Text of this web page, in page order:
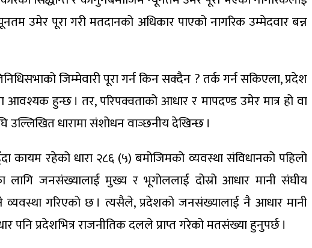
उमेर पूरा गरी मतदानको अधिकार पाएको नागरिक उम्मेदवार बन्न
जिम्मेवारी पूरा गर्न किन सक्दैन ? तर्क गर्न सकिएला, प्रदेश
आवश्यक हुन्छ । तर, परिपक्वताको आधार र मापदण्ड उमेर मात्र हो वा
उल्लिखित धारामा संशोधन वाञ्छनीय देखिन्छ ।
कायम रहेको धारा २८६ (५) बमोजिमको व्यवस्था संविधानको पहिलो
लागि जनसंख्यालाई मुख्य र भूगोललाई दोस्रो आधार मानी संघीय
व्यवस्था गरिएको छ । त्यसैले, प्रदेशको जनसंख्यालाई नै आधार मानी
पनि प्रदेशभित्र राजनीतिक दलले प्राप्त गरेको मतसंख्या हुनुपर्छ ।